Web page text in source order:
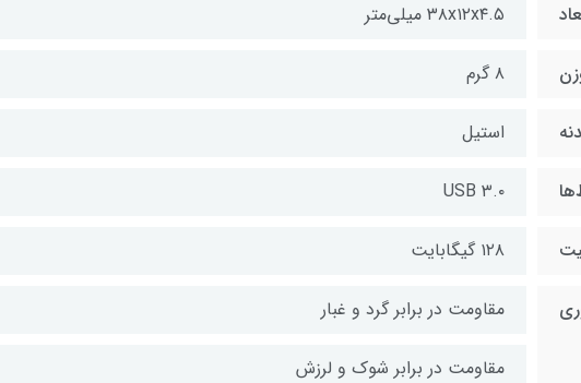
۳۸x۱۲x۴.۵ میلی‌متر
۸ گرم
استیل
USB ۳.۰
۱۲۸ گیگابایت
مقاومت در برابر گرد و غبار
مقاومت در برابر شوک و لرزش